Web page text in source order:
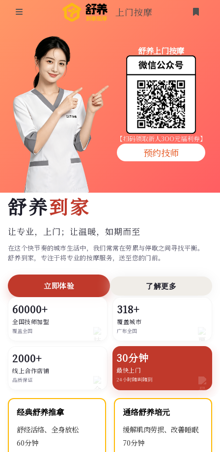
同城按摩
上门按摩
养生按摩
技师入驻
商家入驻
代理入驻
预约技师
上门按摩
登录
舒养上门按摩
【扫码领取新人3OO元福利券】
预约技师
舒养到家
让专业，上门； 让温暖，如期而至
在这个快节奏的城市生活中，我们常常在劳累与停歇之间寻找平衡。
舒养到家，专注于将专业的按摩服务，送至您的门前。
立即体验 了解更多
60000+
全国技师加盟
覆盖全国
318+
覆盖城市
广布全国
2000+
线上合作店铺
品质保证
30分钟
最快上门
24小时随叫随到
经典舒养推拿
舒经活络、全身放松
60分钟
通络舒养培元
缓解肌肉劳损、改善睡眠
70分钟